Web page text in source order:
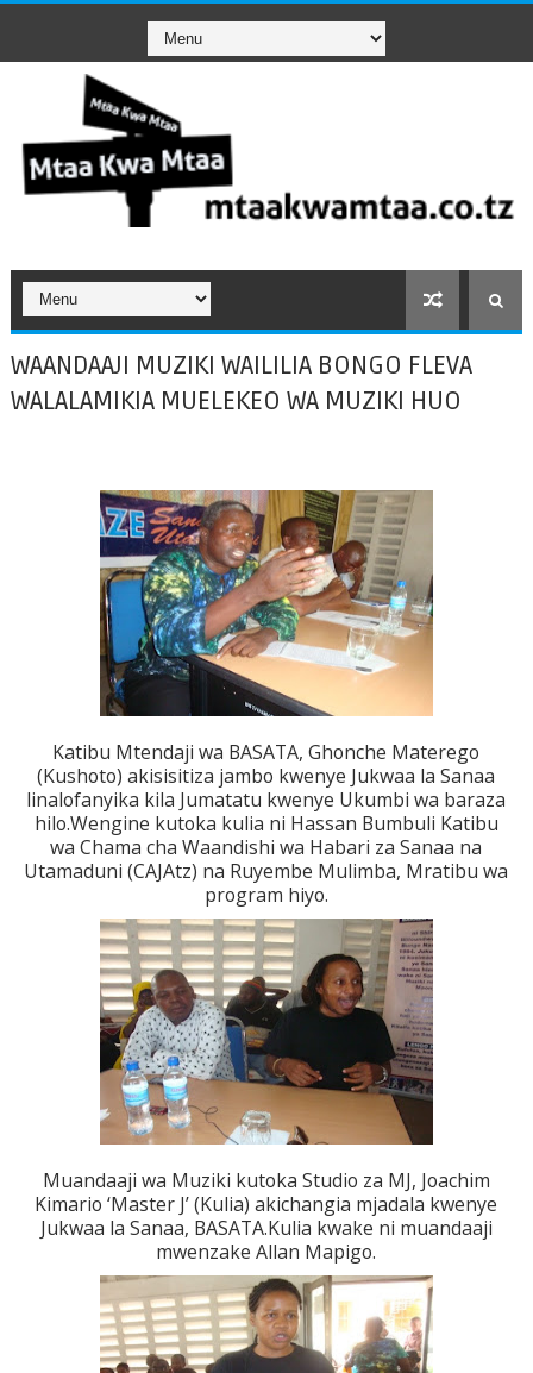
WAANDAAJI MUZIKI WAILILIA BONGO FLEVA
WALALAMIKIA MUELEKEO WA MUZIKI HUO
Katibu Mtendaji wa BASATA, Ghonche Materego
(Kushoto) akisisitiza jambo kwenye Jukwaa la Sanaa
linalofanyika kila Jumatatu kwenye Ukumbi wa baraza
hilo.Wengine kutoka kulia ni Hassan Bumbuli Katibu
wa Chama cha Waandishi wa Habari za Sanaa na
Utamaduni (CAJAtz) na Ruyembe Mulimba, Mratibu wa
program hiyo.
Muandaaji wa Muziki kutoka Studio za MJ, Joachim
Kimario ‘Master J’ (Kulia) akichangia mjadala kwenye
Jukwaa la Sanaa, BASATA.Kulia kwake ni muandaaji
mwenzake Allan Mapigo.